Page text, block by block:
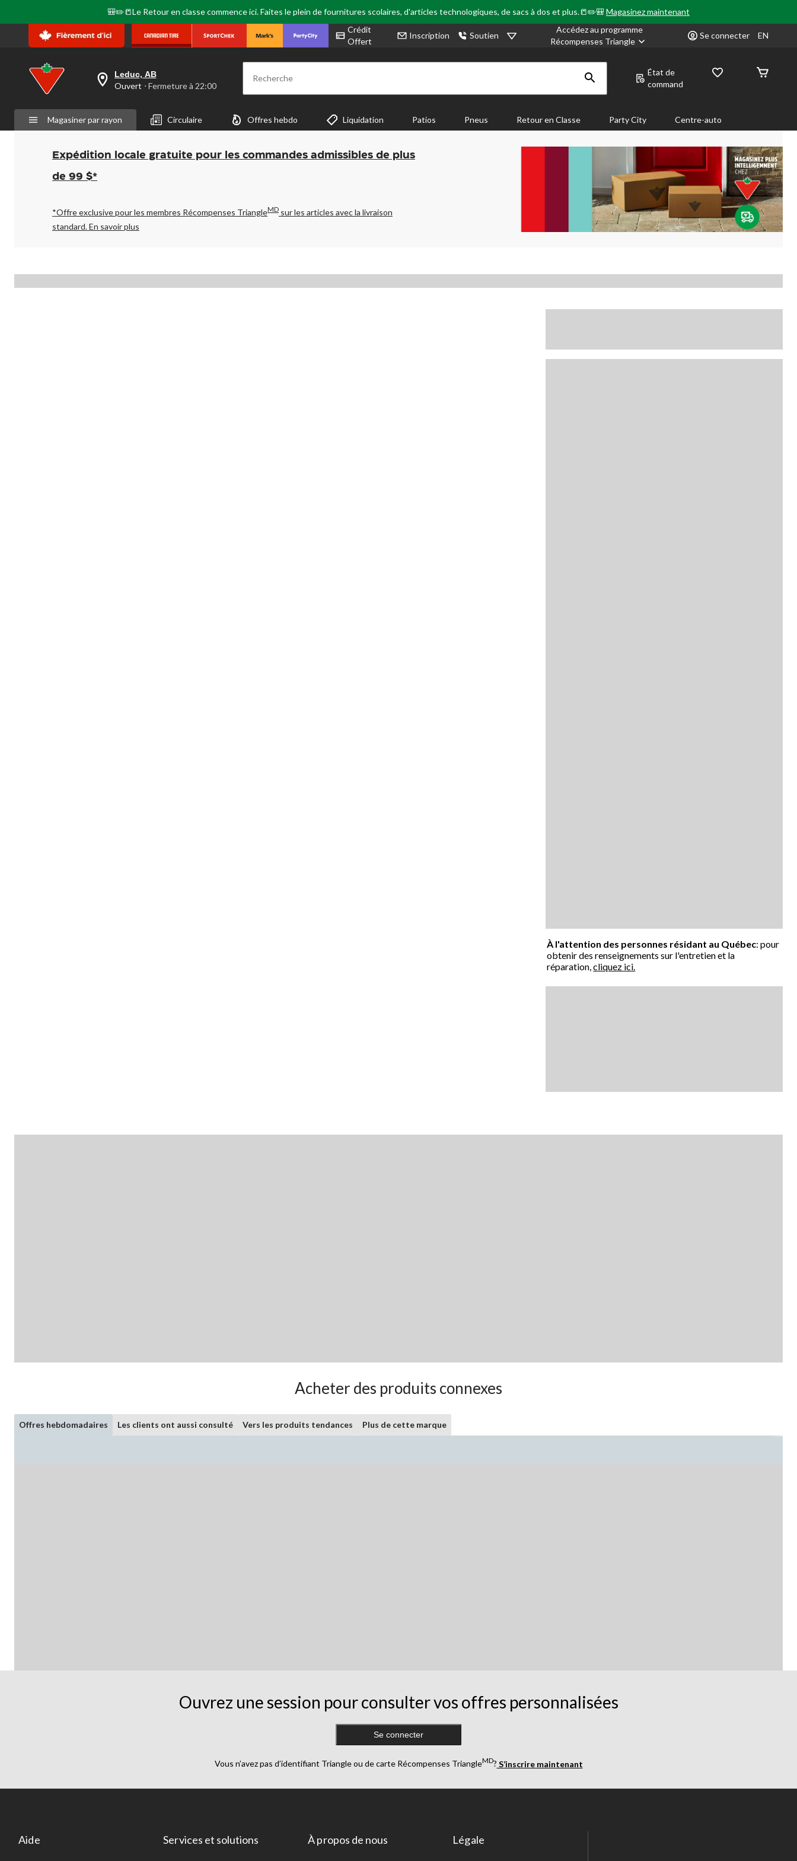
🎒✏️📒Le Retour en classe commence ici. Faites le plein de fournitures scolaires, d'articles technologiques, de sacs à dos et plus.📒✏️🎒Magasinez maintenant
Crédit
Offert
Inscription Soutien
Accédez au programme
Récompenses Triangle
Se connecter EN
votre
est
Leduc,
AB,
Ouvert,
Fermeture
à
pour
changer
Leduc, AB
Ouvert ⋅ Fermeture à 22:00 Recherche
État de
command
Magasiner par rayon Circulaire Offres hebdo Liquidation Patios Pneus Retour en Classe Party City Centre-auto
Expédition locale gratuite pour les commandes admissibles de plus
de 99 $*
*Offre exclusive pour les membres Récompenses TriangleMD sur les articles avec la livraison
standard.En savoir plus
À l'attention des personnes résidant au Québec: pour
obtenir des renseignements sur l'entretien et la
réparation,cliquez ici.
Acheter des produits connexes
Offres hebdomadaires Les clients ont aussi consulté Vers les produits tendances Plus de cette marque
Ouvrez une session pour consulter vos offres personnalisées
Se connecter
Vous n’avez pas d’identifiant Triangle ou de carte Récompenses TriangleMD? S’inscrire maintenant
Aide Services et solutions À propos de nous Légale